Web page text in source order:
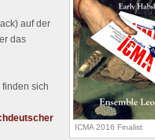
ICMA 2016 Finalist
auf der
das
sich